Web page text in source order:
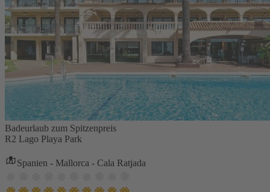
Badeurlaub zum Spitzenpreis
R2 Lago Playa Park
Spanien - Mallorca - Cala Ratjada